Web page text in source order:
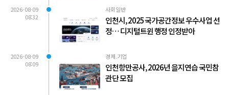
2026-08-09
08:32
사회일반
인천시, 2025 국가공간정보 우수사업 선
정… 디지털트윈 행정 인정받아
2026-08-09
08:09
경제.기업
인천항만공사, 2026년 을지연습 국민참
관단 모집